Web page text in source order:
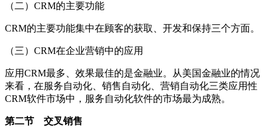
（二）CRM的主要功能
CRM的主要功能集中在顾客的获取、开发和保持三个方面。
（三）CRM在企业营销中的应用
应用CRM最多、效果最佳的是金融业。从美国金融业的情况
来看，在服务自动化、销售自动化、营销自动化三类应用性
CRM软件市场中，服务自动化软件的市场最为成熟。
第二节 交叉销售